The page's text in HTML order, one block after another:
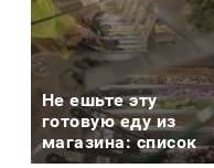
Не ешьте эту
готовую еду из
магазина: список